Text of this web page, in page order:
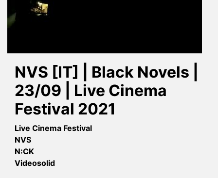
NVS [IT] | Black Novels |
23/09 | Live Cinema
Festival 2021
Live Cinema Festival
NVS
N:CK
Videosolid